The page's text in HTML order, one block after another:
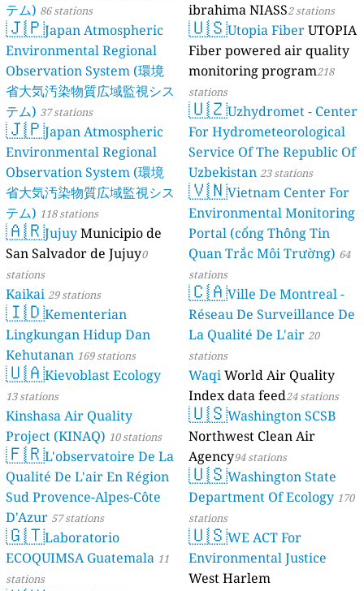
テム) 86 stations
🇯🇵Japan Atmospheric
Environmental Regional
Observation System (環境
省大気汚染物質広域監視シス
テム) 37 stations
🇯🇵Japan Atmospheric
Environmental Regional
Observation System (環境
省大気汚染物質広域監視シス
テム) 118 stations
🇦🇷Jujuy Municipio de
San Salvador de Jujuy0
stations
Kaikai 29 stations
🇮🇩Kementerian
Lingkungan Hidup Dan
Kehutanan 169 stations
🇺🇦Kievoblast Ecology
13 stations
Kinshasa Air Quality
Project (KINAQ) 10 stations
🇫🇷L'observatoire De La
Qualité De L'air En Région
Sud Provence-Alpes-Côte
D'Azur 57 stations
🇬🇹Laboratorio
ECOQUIMSA Guatemala 11
stations
ibrahima NIASS2 stations
🇺🇸Utopia FiberUTOPIA
Fiber powered air quality
monitoring program218
stations
🇺🇿Uzhydromet - Center
For Hydrometeorological
Service Of The Republic Of
Uzbekistan 23 stations
🇻🇳Vietnam Center For
Environmental Monitoring
Portal (cổng Thông Tin
Quan Trắc Môi Trường) 64
stations
🇨🇦Ville De Montreal -
Réseau De Surveillance De
La Qualité De L'air 20
stations
WaqiWorld Air Quality
Index data feed24 stations
🇺🇸Washington SCSB
Northwest Clean Air
Agency94 stations
🇺🇸Washington State
Department Of Ecology 170
stations
🇺🇸WE ACT For
Environmental Justice
West Harlem